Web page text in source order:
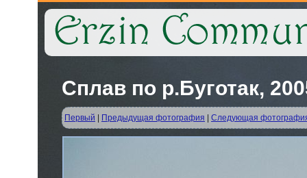
Сплав по р.Буготак,
Первый Предыдущая фотография Следующая